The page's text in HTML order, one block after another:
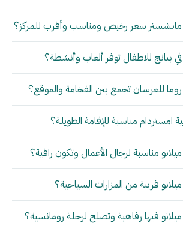
سعر رخيص ومناسب وأقرب للمركز؟
بيانج للاطفال توفر ألعاب وأنشطة؟
للعرسان تجمع بين الفخامة والموقع؟
امستردام مناسبة للإقامة الطويلة؟
مناسبة لرجال الأعمال وتكون راقية؟
قريبة من المزارات السياحية؟
فيها رفاهية وتصلح لرحلة رومانسية؟